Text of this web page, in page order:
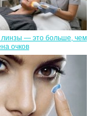
линзы — это больше, чем
очков